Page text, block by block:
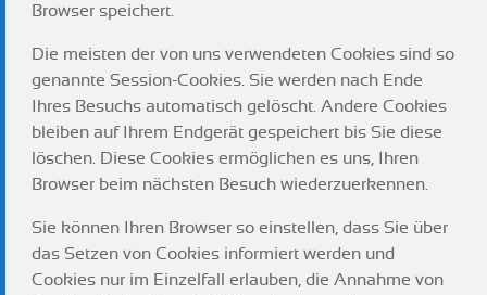
Browser speichert.
Die meisten der von uns verwendeten Cookies sind so
genannte Session-Cookies. Sie werden nach Ende
Ihres Besuchs automatisch gelöscht. Andere Cookies
bleiben auf Ihrem Endgerät gespeichert bis Sie diese
löschen. Diese Cookies ermöglichen es uns, Ihren
Browser beim nächsten Besuch wiederzuerkennen.
Sie können Ihren Browser so einstellen, dass Sie über
das Setzen von Cookies informiert werden und
Cookies nur im Einzelfall erlauben, die Annahme von